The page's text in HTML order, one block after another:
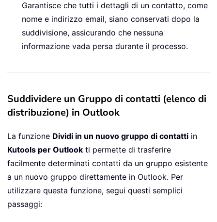
Garantisce che tutti i dettagli di un contatto, come
nome e indirizzo email, siano conservati dopo la
suddivisione, assicurando che nessuna
informazione vada persa durante il processo.
Suddividere un Gruppo di contatti (elenco di
distribuzione) in Outlook
La funzione Dividi in un nuovo gruppo di contatti in
Kutools per Outlook ti permette di trasferire
facilmente determinati contatti da un gruppo esistente
a un nuovo gruppo direttamente in Outlook. Per
utilizzare questa funzione, segui questi semplici
passaggi: